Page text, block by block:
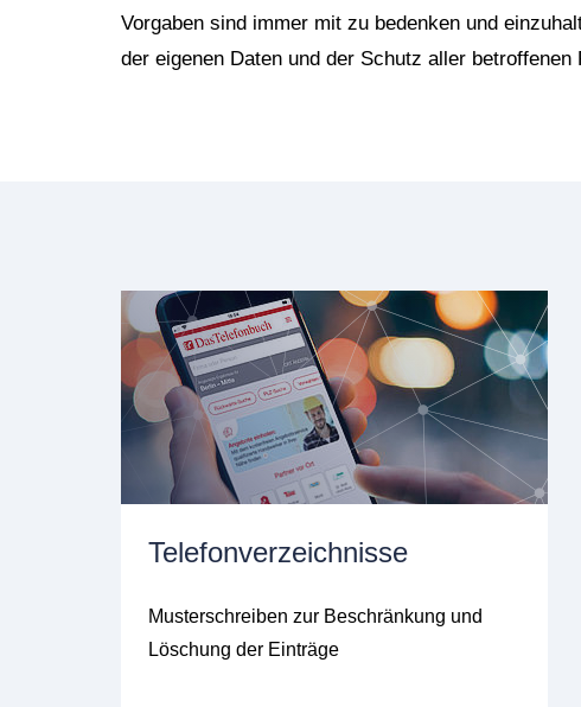
Vorgaben sind immer mit zu bedenken und
der eigenen Daten und der Schutz aller betroffenen
Telefonverzeichnisse
Musterschreiben zur Beschränkung und
Löschung der Einträge